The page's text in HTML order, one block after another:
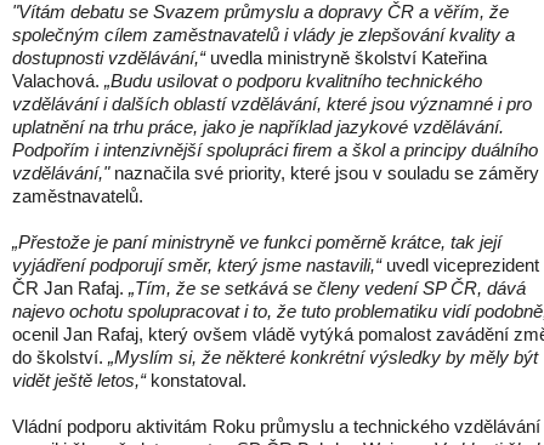
"Vítám debatu se Svazem průmyslu a dopravy ČR a věřím, že
společným cílem zaměstnavatelů i vlády je zlepšování kvality a
dostupnosti vzdělávání,“uvedla ministryně školství Kateřina
Valachová. „Budu usilovat o podporu kvalitního technického
vzdělávání i dalších oblastí vzdělávání, které jsou významné i pro
uplatnění na trhu práce, jako je například jazykové vzdělávání.
Podpořím i intenzivnější spolupráci firem a škol a principy duálního
vzdělávání,"naznačila své priority, které jsou v souladu se záměry
zaměstnavatelů.
„Přestože je paní ministryně ve funkci poměrně krátce, tak její
vyjádření podporují směr, který jsme nastavili,“uvedl viceprezident
ČR Jan Rafaj. „Tím, že se setkává se členy vedení SP ČR, dává
najevo ochotu spolupracovat i to, že tuto problematiku vidí
ocenil Jan Rafaj, který ovšem vládě vytýká pomalost zavádění
do školství. „Myslím si, že některé konkrétní výsledky by měly být
vidět ještě letos,“konstatoval.
Vládní podporu aktivitám Roku průmyslu a technického vzdělávání